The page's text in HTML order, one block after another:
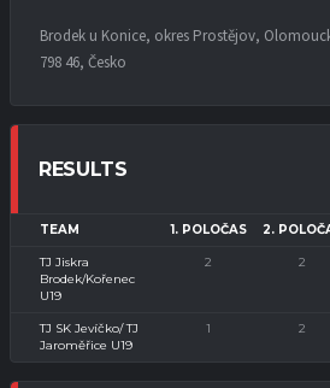
Brodek u Konice, okres Prostějov,
798 46, Česko
RESULTS
TEAM 1. POLOČAS 2.
TJ Jiskra
Brodek/Kořenec
U19
2 2
TJ SK Jevíčko/ TJ
Jaroměřice U19
1 2